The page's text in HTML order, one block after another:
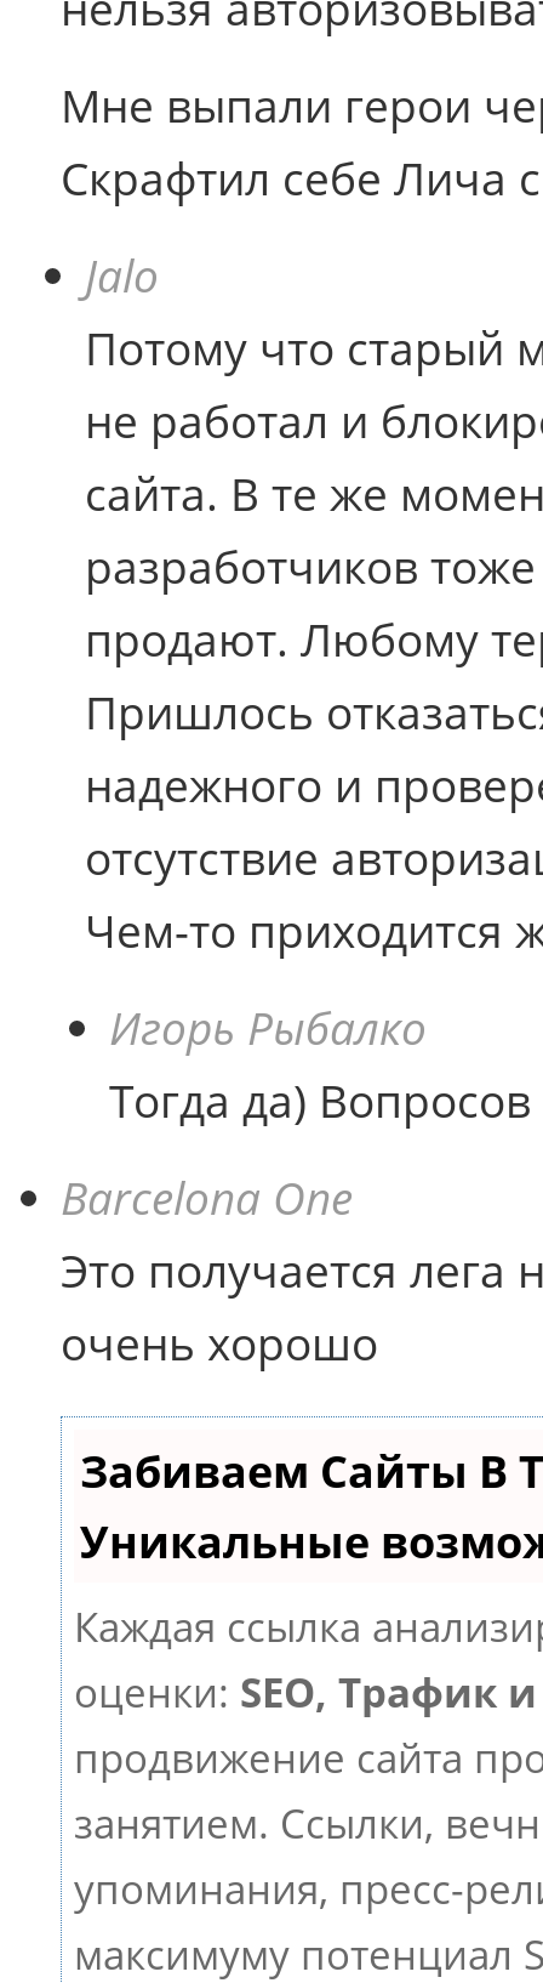
Мне выпали герои
Скрафтил себе Лича
Jalo
Потому что старый
не работал и
сайта. В те же
разработчиков
продают. Любому
Пришлось
надежного и
отсутствие
Чем-то приходится
Игорь Рыбалко
Тогда да) Вопросов
Barcelona One
Это получается лега
очень хорошо
Забиваем Сайты В
Уникальные
Каждая ссылка
оценки: SEO, Трафик
продвижение сайта
занятием. Ссылки,
упоминания, пресс-
максимуму потенциал